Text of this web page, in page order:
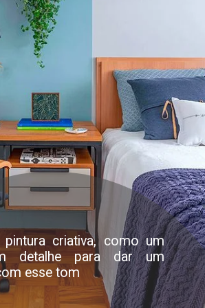
pintura criativa, como um
detalhe para dar um
esse tom